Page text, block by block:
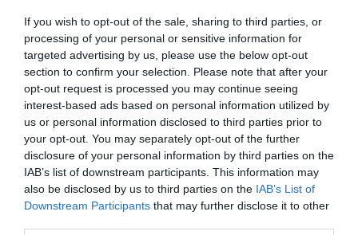
If you wish to opt-out of the sale, sharing to third parties, or
processing of your personal or sensitive information for
targeted advertising by us, please use the below opt-out
section to confirm your selection. Please note that after your
opt-out request is processed you may continue seeing
interest-based ads based on personal information utilized by
us or personal information disclosed to third parties prior to
your opt-out. You may separately opt-out of the further
disclosure of your personal information by third parties on the
IAB’s list of downstream participants. This information may
also be disclosed by us to third parties on the IAB’s List of
Downstream Participants that may further disclose it to other
εξαφανίστηκε ο κανιβαλισμός από τις
ανθρώπινες κοινωνίες – Τι δείχνει νέα
έρευνα